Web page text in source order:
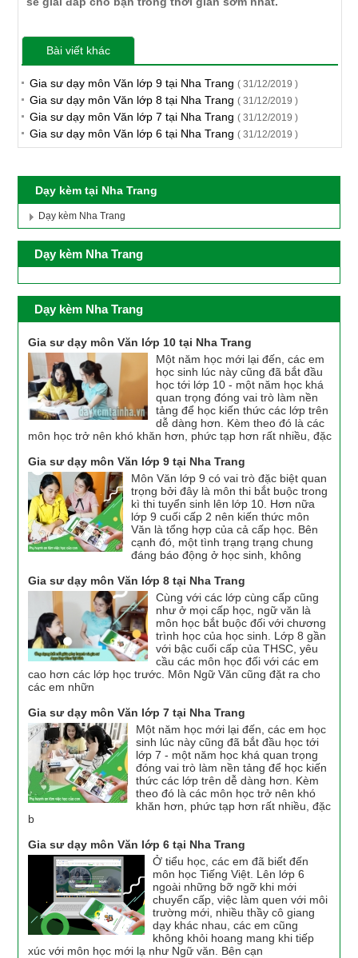
Bài viết khác
Gia sư dạy môn Văn lớp 9 tại Nha Trang( 31/12/2019 )
Gia sư dạy môn Văn lớp 8 tại Nha Trang( 31/12/2019 )
Gia sư dạy môn Văn lớp 7 tại Nha Trang( 31/12/2019 )
Gia sư dạy môn Văn lớp 6 tại Nha Trang( 31/12/2019 )
Dạy kèm tại Nha Trang
Dạy kèm Nha Trang
Dạy kèm Nha Trang
Dạy kèm Nha Trang
Gia sư dạy môn Văn lớp 10 tại Nha Trang
Một năm học mới lại đến, các em
học sinh lúc này cũng đã bắt đầu
học tới lớp 10 - một năm học khá
quan trọng đóng vai trò làm nền
tảng để học kiến thức các lớp trên
dễ dàng hơn. Kèm theo đó là các
môn học trở nên khó khăn hơn, phức tạp hơn rất nhiều, đặc
Gia sư dạy môn Văn lớp 9 tại Nha Trang
Môn Văn lớp 9 có vai trò đặc biệt quan
trọng bởi đây là môn thi bắt buộc trong
kì thi tuyển sinh lên lớp 10. Hơn nữa
lớp 9 cuối cấp 2 nên kiến thức môn
Văn là tổng hợp của cả cấp học. Bên
cạnh đó, một tình trạng trạng chung
đáng báo động ở học sinh, không
Gia sư dạy môn Văn lớp 8 tại Nha Trang
Cùng với các lớp cùng cấp cũng
như ở mọi cấp học, ngữ văn là
môn học bắt buộc đối với chương
trình học của học sinh. Lớp 8 gần
với bậc cuối cấp của THSC, yêu
cầu các môn học đối với các em
cao hơn các lớp học trước. Môn Ngữ Văn cũng đặt ra cho
các em nhữn
Gia sư dạy môn Văn lớp 7 tại Nha Trang
Một năm học mới lại đến, các em học
sinh lúc này cũng đã bắt đầu học tới
lớp 7 - một năm học khá quan trọng
đóng vai trò làm nền tảng để học kiến
thức các lớp trên dễ dàng hơn. Kèm
theo đó là các môn học trở nên khó
khăn hơn, phức tạp hơn rất nhiều, đặc
b
Gia sư dạy môn Văn lớp 6 tại Nha Trang
Ở tiểu học, các em đã biết đến
môn học Tiếng Việt. Lên lớp 6
ngoài những bỡ ngỡ khi mới
chuyển cấp, việc làm quen với môi
trường mới, nhiều thầy cô giang
dạy khác nhau, các em cũng
không khỏi hoang mang khi tiếp
xúc với môn học mới lạ như Ngữ văn. Bên cạn